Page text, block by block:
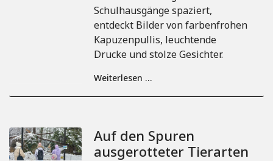
Schulhausgänge spaziert,
entdeckt Bilder von farbenfrohen
Kapuzenpullis, leuchtende
Drucke und stolze Gesichter.
Weiterlesen …
Auf den Spuren
ausgerotteter Tierarten